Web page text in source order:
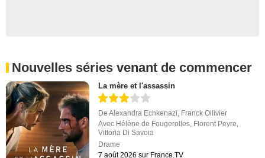
Nouvelles séries venant de commencer
La mère et l'assassin
DeAlexandra Echkenazi Franck Ollivier
Avec Hélène de Fougerolles Florent Peyre
Vittoria Di Savoia
Drame
7 août 2026 sur France.TV